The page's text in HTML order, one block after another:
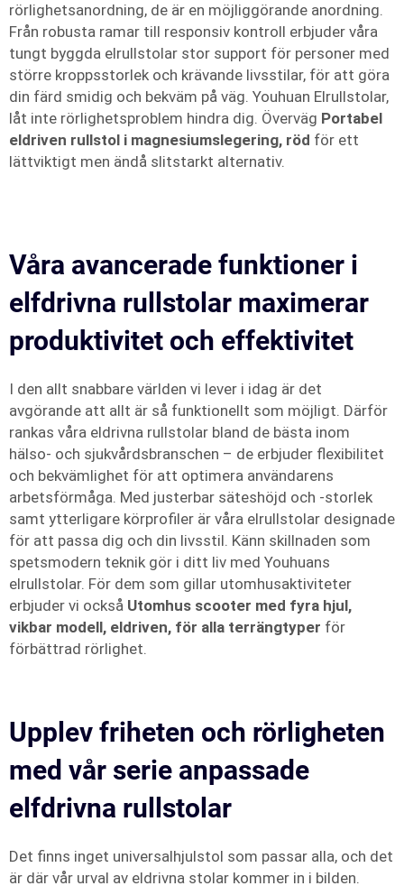
rörlighetsanordning, de är en möjliggörande anordning.
Från robusta ramar till responsiv kontroll erbjuder våra
tungt byggda elrullstolar stor support för personer med
större kroppsstorlek och krävande livsstilar, för att göra
din färd smidig och bekväm på väg. Youhuan Elrullstolar,
låt inte rörlighetsproblem hindra dig. Överväg Portabel
eldriven rullstol i magnesiumslegering, röd för ett
lättviktigt men ändå slitstarkt alternativ.
Våra avancerade funktioner i
elfdrivna rullstolar maximerar
produktivitet och effektivitet
I den allt snabbare världen vi lever i idag är det
avgörande att allt är så funktionellt som möjligt. Därför
rankas våra eldrivna rullstolar bland de bästa inom
hälso- och sjukvårdsbranschen – de erbjuder flexibilitet
och bekvämlighet för att optimera användarens
arbetsförmåga. Med justerbar säteshöjd och -storlek
samt ytterligare körprofiler är våra elrullstolar designade
för att passa dig och din livsstil. Känn skillnaden som
spetsmodern teknik gör i ditt liv med Youhuans
elrullstolar. För dem som gillar utomhusaktiviteter
erbjuder vi också Utomhus scooter med fyra hjul,
vikbar modell, eldriven, för alla terrängtyper för
förbättrad rörlighet.
Upplev friheten och rörligheten
med vår serie anpassade
elfdrivna rullstolar
Det finns inget universalhjulstol som passar alla, och det
är där vår urval av eldrivna stolar kommer in i bilden.